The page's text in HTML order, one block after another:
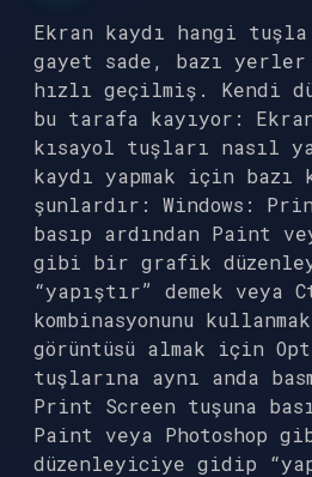
Ekran kaydı hangi
gayet sade, bazı
hızlı geçilmiş. Kendi
bu tarafa kayıyor:
kısayol tuşları nasıl
kaydı yapmak için bazı
şunlardır: Windows:
basıp ardından Paint
gibi bir grafik
“yapıştır” demek veya
kombinasyonunu
görüntüsü almak için
tuşlarına aynı anda
Print Screen tuşuna
Paint veya Photoshop
düzenleyiciye gidip